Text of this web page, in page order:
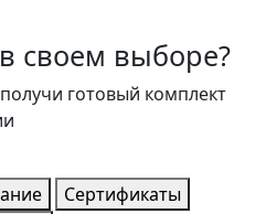
своем выборе?
готовый комплект
Сертификаты